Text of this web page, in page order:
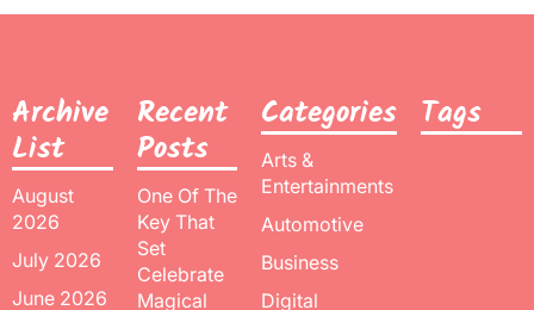
Archive
List
August
2026
July 2026
June 2026
Recent
Posts
One Of The
Key That
Set
Celebrate
Magical
Categories
Arts &
Entertainments
Automotive
Business
Digital
Tags